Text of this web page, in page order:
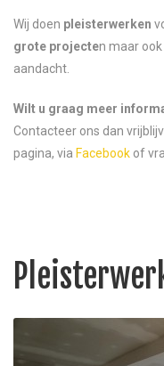
Wij doen pleisterwerken
grote projecten maar ook
aandacht.
Wilt u graag meer
Contacteer ons dan
pagina, via Facebook of